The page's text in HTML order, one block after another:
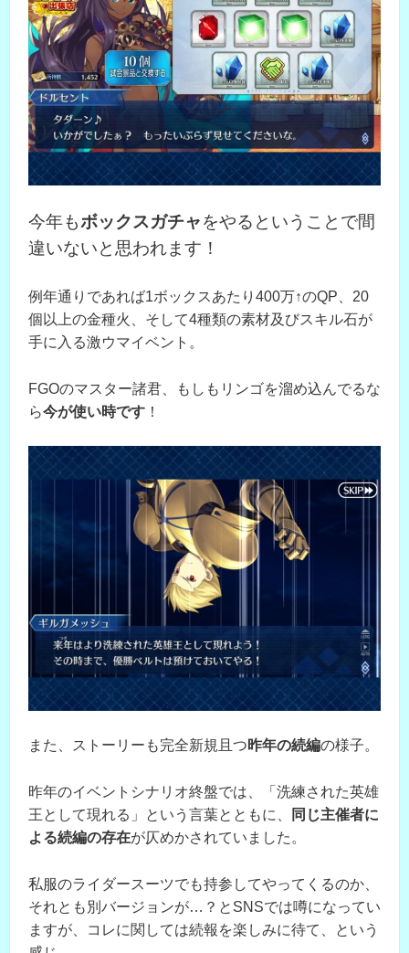
今年もボックスガチャをやるということで間
違いないと思われます！
例年通りであれば1ボックスあたり400万↑のQP、20
個以上の金種火、そして4種類の素材及びスキル石が
手に入る激ウマイベント。
FGOのマスター諸君、もしもリンゴを溜め込んでるな
ら今が使い時です ！
また、ストーリーも完全新規且つ昨年の続編の様子。
昨年のイベントシナリオ終盤では、「洗練された英雄
王として現れる」という言葉とともに、
同じ主催者に
よる続編の存在が仄めかされていました。
私服のライダースーツでも持参してやってくるのか、
それとも別バージョンが…？とSNSでは噂になってい
ますが、コレに関しては続報を楽しみに待て、という